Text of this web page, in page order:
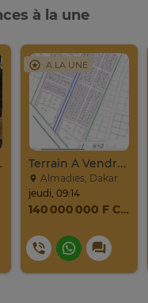
à la une
A LA UNE
Terrain À Vendre À La BOA, Ngor-Almadies, Recasement
Almadies, Dakar
jeudi, 09:14
140 000 000 F CFA